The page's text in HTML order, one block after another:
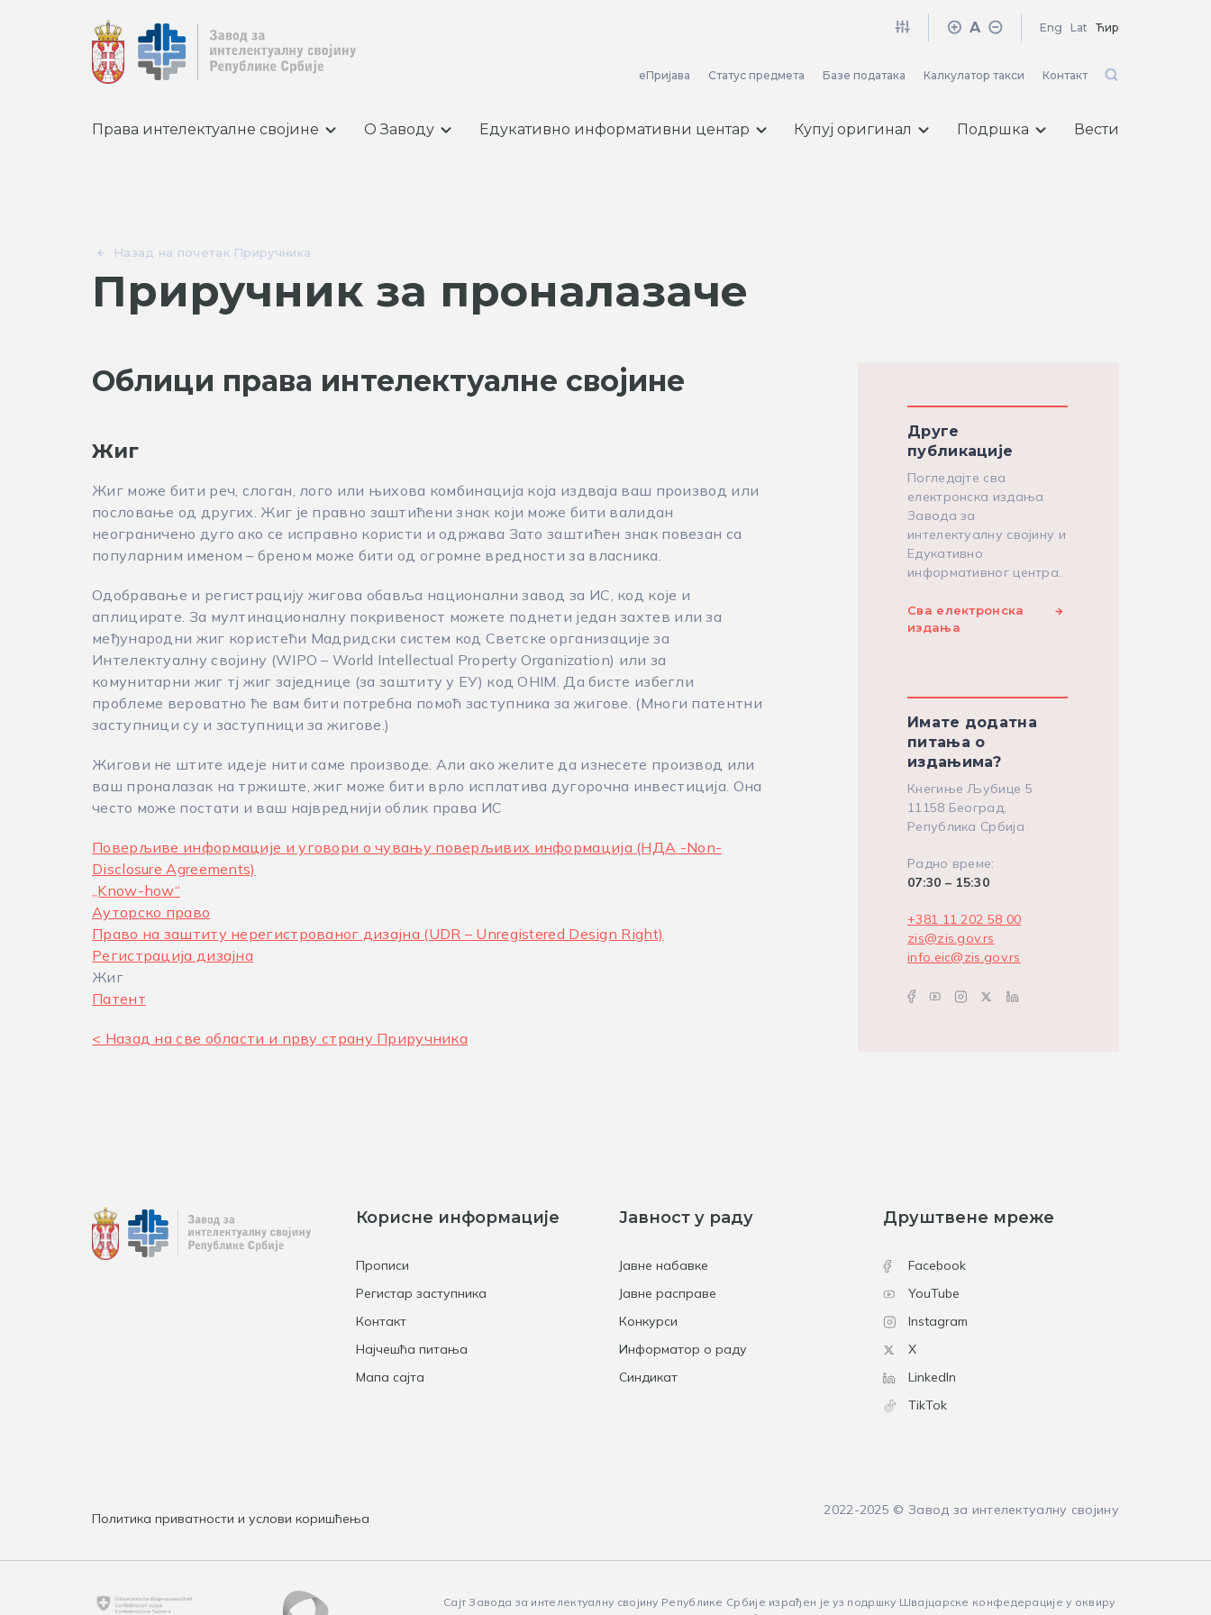
A Eng Lat Ћир
еПријава Статус предмета Базе података Калкулатор такси Контакт
Права интелектуалне својине О Заводу Едукативно информативни центар Купуј оригинал Подршка Вести
Назад на почетак Приручника
Приручник за проналазаче
Облици права интелектуалне својине
Жиг
Жиг може бити реч, слоган, лого или њихова комбинација која издваја ваш производ или
пословање од других. Жиг је правно заштићени знак који може бити валидан
неограничено дуго ако се исправно користи и одржава Зато заштићен знак повезан са
популарним именом – бреном може бити од огромне вредности за власника.
Одобравање и регистрацију жигова обавља национални завод за ИС, код које и
аплицирате. За мултинационалну покривеност можете поднети један захтев или за
међународни жиг користећи Мадридски систем код Светске организације за
Интелектуалну својину (WIPO – World Intellectual Property Organization) или за
комунитарни жиг тј жиг заједнице (за заштиту у ЕУ) код OHIM. Да бисте избегли
проблеме вероватно ће вам бити потребна помоћ заступника за жигове. (Многи патентни
заступници су и заступници за жигове.)
Жигови не штите идеје нити саме производе. Али ако желите да изнесете производ или
ваш проналазак на тржиште, жиг може бити врло исплатива дугорочна инвестиција. Она
често може постати и ваш највреднији облик права ИС
Поверљиве информације и уговори о чувању поверљивих информација (НДА -Non-
Disclosure Agreements)
„Know-how“
Ауторско право
Право на заштиту нерегистрованог дизајна (UDR – Unregistered Design Right)
Регистрација дизајна
Жиг
Патент
< Назад на све области и прву страну Приручника
Друге
публикације
Погледајте сва
електронска издања
Завода за
интелектуалну својину и
Едукативно
информативног центра.
Сва електронска
издања
Имате додатна
питања о
издањима?
Кнегиње Љубице 5
11158 Београд,
Република Србија
Радно време:
07:30 – 15:30
+381 11 202 58 00
zis@zis.gov.rs
info.eic@zis.gov.rs
Корисне информације
Прописи
Регистар заступника
Контакт
Најчешћа питања
Мапа сајта
Јавност у раду
Јавне набавке
Јавне расправе
Конкурси
Информатор о раду
Синдикат
Друштвене мреже
Facebook
YouTube
Instagram
X
LinkedIn
TikTok
Политика приватности и услови коришћења
2022-2025 © Завод за интелектуалну својину
Сајт Завода за интелектуалну својину Републике Србије израђен је уз подршку Швајцарске конфедерације у оквиру